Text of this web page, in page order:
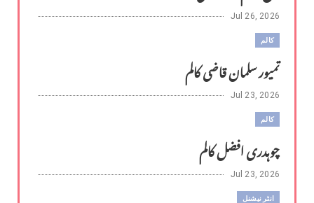
Jul 26, 2026
کالم
تمیور سلمان قاضی کالم
Jul 23, 2026
کالم
چوہدری افضل کالم
Jul 23, 2026
انٹر نیشنل